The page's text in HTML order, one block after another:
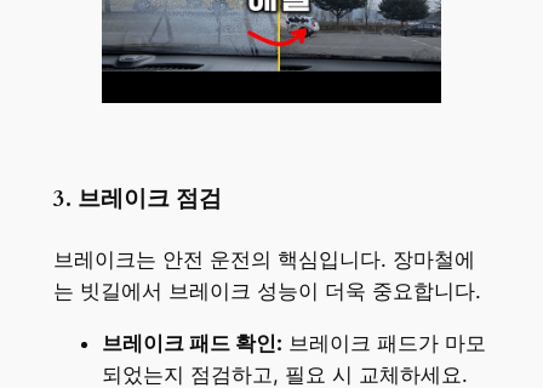
3. 브레이크 점검
브레이크는 안전 운전의 핵심입니다. 장마철에
는 빗길에서 브레이크 성능이 더욱 중요합니다.
브레이크 패드 확인: 브레이크 패드가 마모
되었는지 점검하고, 필요 시 교체하세요.